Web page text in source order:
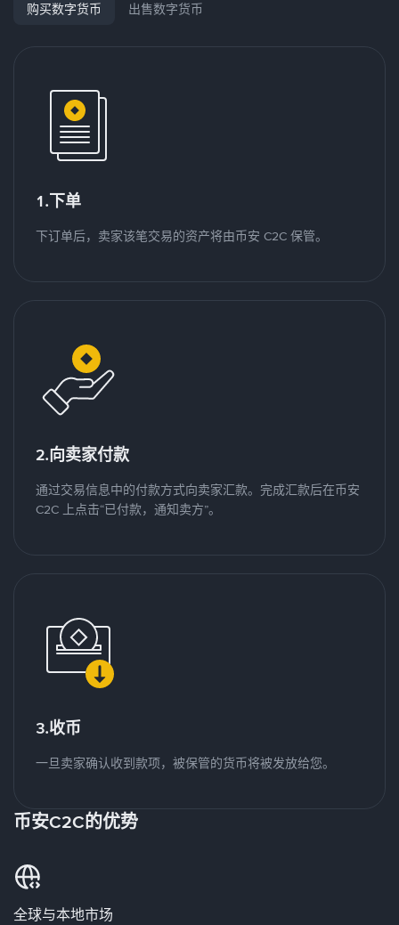
购买数字货币 出售数字货币
1.下单
下订单后，卖家该笔交易的资产将由币安 C2C 保管。
2.向卖家付款
通过交易信息中的付款方式向卖家汇款。完成汇款后在币安
C2C 上点击“已付款，通知卖方”。
3.收币
一旦卖家确认收到款项，被保管的货币将被发放给您。
币安C2C的优势
全球与本地市场